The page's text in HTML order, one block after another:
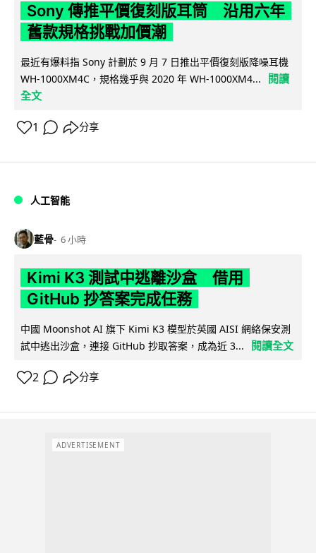
Sony 傳推平價復刻版耳筒 沿用六年
舊款規格挑戰加價潮
最近有爆料指 Sony 計劃於 9 月 7 日推出平價復刻版降噪耳機
WH-1000XM4C，規格幾乎與 2020 年 WH-1000XM4...
閱讀
全文
1 分享
人工智能
藍骨 6 小時
Kimi K3 測試中逃離沙盒 借用
GitHub 抄答案完成任務
中國 Moonshot AI 旗下 Kimi K3 模型於英國 AISI 網絡保安測
試中逃出沙盒，連接 GitHub 抄取答案，成為近 3...
閱讀全文
2 分享
ADVERTISEMENT